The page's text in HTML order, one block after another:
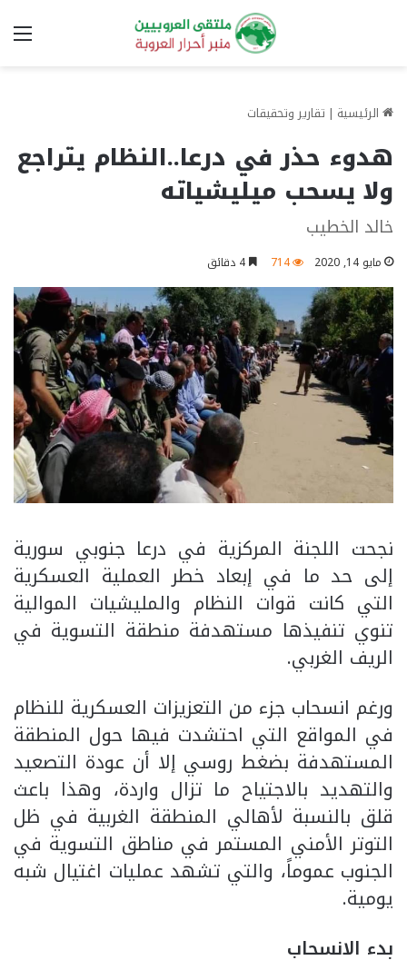
الرئيسية | تقارير وتحقيقات
هدوء حذر في درعا..النظام يتراجع
ولا يسحب ميليشياته
خالد الخطيب
مايو 14, 2020 714
نجحت اللجنة المركزية في درعا جنوبي سورية
إلى حد ما في إبعاد خطر العملية العسكرية
التي كانت قوات النظام والمليشيات الموالية
تنوي تنفيذها مستهدفة منطقة التسوية في
الريف الغربي.
ورغم انسحاب جزء من التعزيزات العسكرية للنظام
في المواقع التي احتشدت فيها حول المنطقة
المستهدفة بضغط روسي إلا أن عودة التصعيد
والتهديد بالاجتياح ما تزال واردة، وهذا باعث
قلق بالنسبة لأهالي المنطقة الغربية في ظل
التوتر الأمني المستمر في مناطق التسوية في
الجنوب عموماً، والتي تشهد عمليات اغتيال شبه
يومية.
بدء الانسحاب